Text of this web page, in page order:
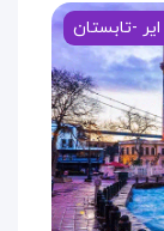
-تابستان